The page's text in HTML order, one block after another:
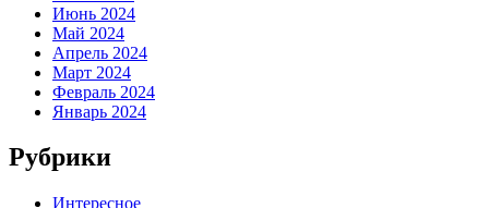
Июнь 2024
Май 2024
Апрель 2024
Март 2024
Февраль 2024
Январь 2024
Рубрики
Интересное